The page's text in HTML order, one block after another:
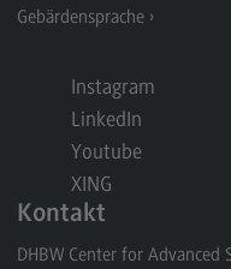
Kontakt
General Business
Modulangebot
Berufsperspektiven
Kontakt
Gebärdensprache
Instagram
LinkedIn
Youtube
XING
Kontakt
DHBW Center for Advanced